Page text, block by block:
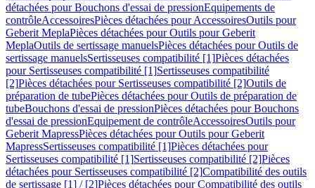
détachées pour Bouchons d'essai de pressionEquipements de
contrôleAccessoiresPièces détachées pour AccessoiresOutils pour
Geberit MeplaPièces détachées pour Outils pour Geberit
MeplaOutils de sertissage manuelsPièces détachées pour Outils de
sertissage manuelsSertisseuses compatibilité [1]Pièces détachées
pour Sertisseuses compatibilité [1]Sertisseuses compatibilité
[2]Pièces détachées pour Sertisseuses compatibilité [2]Outils de
préparation de tubePièces détachées pour Outils de préparation de
tubeBouchons d'essai de pressionPièces détachées pour Bouchons
d'essai de pressionEquipement de contrôleAccessoiresOutils pour
Geberit MapressPièces détachées pour Outils pour Geberit
MapressSertisseuses compatibilité [1]Pièces détachées pour
Sertisseuses compatibilité [1]Sertisseuses compatibilité [2]Pièces
détachées pour Sertisseuses compatibilité [2]Compatibilité des outils
de sertissage [1] / [2]Pièces détachées pour Compatibilité des outils